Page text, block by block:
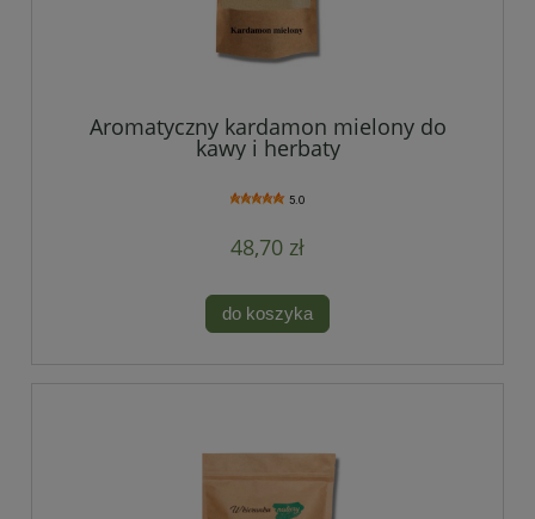
Aromatyczny kardamon mielony do
kawy i herbaty
5.0
48,70 zł
do koszyka